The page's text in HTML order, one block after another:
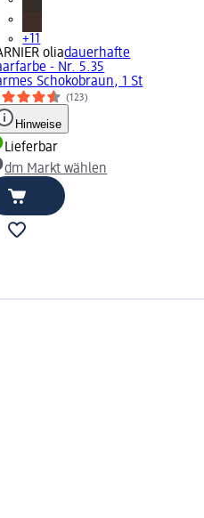
+11
oliadauerhafte
- Nr. 5.35
Schokobraun, 1 St
(123)
Hinweise
Lieferbar
dm Markt wählen